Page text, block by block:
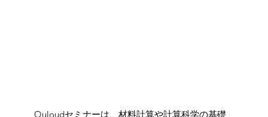
Quloudセミナーは、材料計算や計算科学の基礎